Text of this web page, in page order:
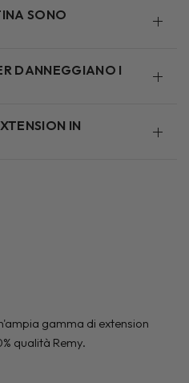
SONO
DANNEGGIANO I
IN
gamma di extension
qualità Remy.